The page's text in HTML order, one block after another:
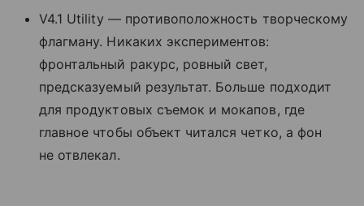
V4.1 Utility — противоположность творческому
флагману. Никаких экспериментов:
фронтальный ракурс, ровный свет,
предсказуемый результат. Больше подходит
для продуктовых съемок и мокапов, где
главное чтобы объект читался четко, а фон
не отвлекал.